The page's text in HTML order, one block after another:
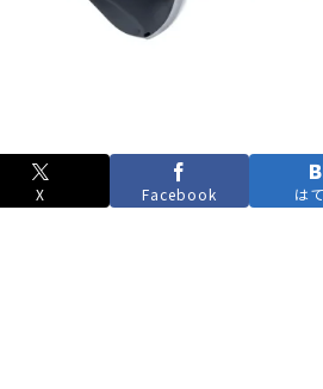
X Facebook は